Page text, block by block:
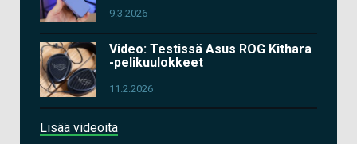
9.3.2026
Video: Testissä Asus ROG Kithara
-pelikuulokkeet
11.2.2026
Lisää videoita